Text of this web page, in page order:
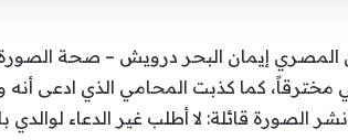
المصري إيمان البحر درويش – صحة
كما كذبت المحامي الذي ادعى أنه
الصورة قائلة: لا أطلب غير الدعاء لوالدي